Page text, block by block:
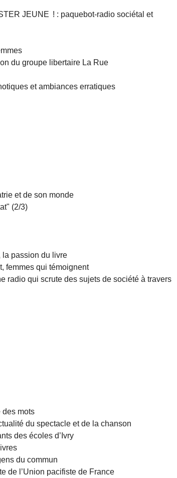
JEUNE ! : paquebot-radio sociétal et
du groupe libertaire La Rue
et ambiances erratiques
et de son monde
(2/3)
la passion du livre
femmes qui témoignent
radio qui scrute des sujets de société à travers
des mots
du spectacle et de la chanson
des écoles d’Ivry
du commun
de l’Union pacifiste de France